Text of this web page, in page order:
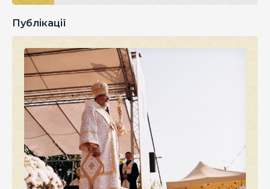
Публікації